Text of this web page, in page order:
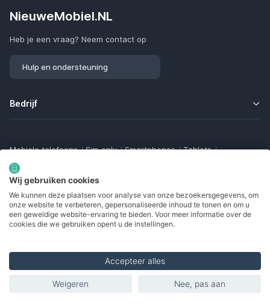
NieuweMobiel.NL
Heb je een vraag? Neem contact op
Hulp en ondersteuning
Bedrijf
Mobiele telefoons / Sim only / Smartphones / Tablets /
Smartwatches
Bluetooth trackers / Opladers
Samsung Galaxy
Gamingtelefoons / Foldables / Robuuste telefoons /
Seniorentelefoons / Waterdichte telefoons / Refurbished
© 2002 - 2026. Alle rechten voorbehouden
Wij gebruiken cookies
We kunnen deze plaatsen voor analyse van onze bezoekersgegevens, om
onze website te verbeteren, gepersonaliseerde inhoud te tonen en om u
een geweldige website-ervaring te bieden. Voor meer informatie over de
cookies die we gebruiken opent u de instellingen.
Accepteer alles
Weigeren Nee, pas aan